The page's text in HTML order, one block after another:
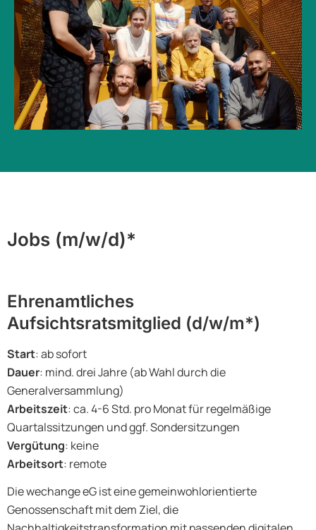
Jobs (m/w/d)*
Ehrenamtliches
Aufsichtsratsmitglied (d/w/m*)
Start: ab sofort
Dauer: mind. drei Jahre (ab Wahl durch die
Generalversammlung)
Arbeitszeit: ca. 4-6 Std. pro Monat für regelmäßige
Quartalssitzungen und ggf. Sondersitzungen
Vergütung: keine
Arbeitsort: remote
Die wechange eG ist eine gemeinwohlorientierte
Genossenschaft mit dem Ziel, die